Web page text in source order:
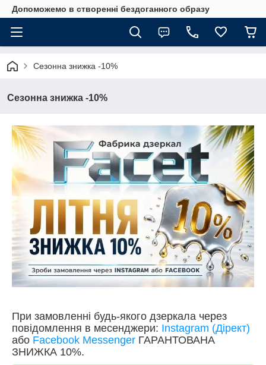
Допоможемо в створенні бездоганного образу
Сезонна знижка -10%
Сезонна знижка -10%
При замовленні будь-якого дзеркала через
повідомлення в месенджери: Instagram (Дірект)
або Facebook Messenger ГАРАНТОВАНА
ЗНИЖКА 10%.